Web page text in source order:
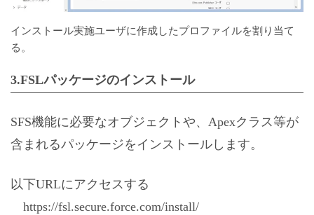
インストール実施ユーザに作成したプロファイルを割り当て
る。
3.FSLパッケージのインストール
SFS機能に必要なオブジェクトや、Apexクラス等が
含まれるパッケージをインストールします。
以下URLにアクセスする
https://fsl.secure.force.com/install/